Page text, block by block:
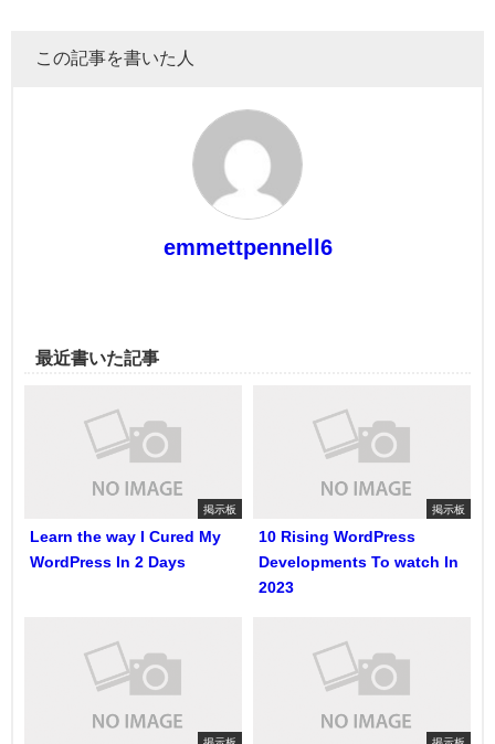
この記事を書いた人
emmettpennell6
最近書いた記事
掲示板
Learn the way I Cured My
WordPress In 2 Days
掲示板
10 Rising WordPress
Developments To watch In
2023